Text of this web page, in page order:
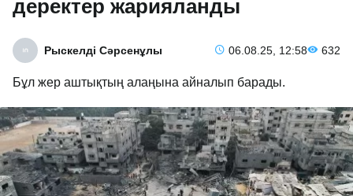
деректер жарияланды
Рыскелді Сәрсенұлы 06.08.25, 12:58 632
Бұл жер аштықтың алаңына айналып барады.